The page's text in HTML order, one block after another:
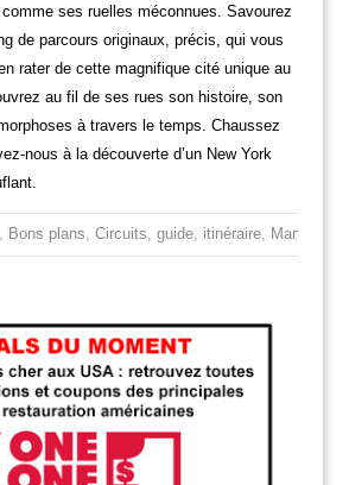
comme ses ruelles méconnues. Savourez
de parcours originaux, précis, qui vous
rater de cette magnifique cité unique au
au fil de ses rues son histoire, son
à travers le temps. Chaussez
nous à la découverte d’un New York
Bons plans Circuits guide, itinéraire, Manger